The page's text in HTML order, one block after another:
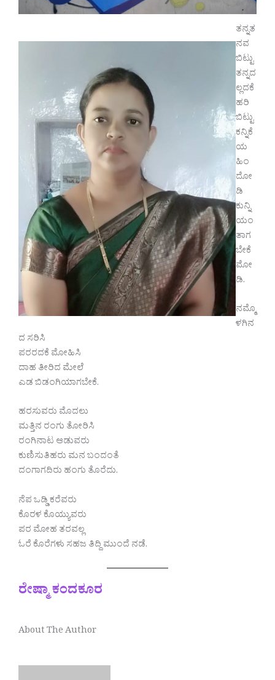
ತನ್ನತ
ನವ
ಬಿಟ್ಟು
ತನ್ನದ
ಲ್ಲದಕೆ
ಹರಿ
ಬಿಟ್ಟು
ಕನ್ನಿಕೆ
ಯ
ಹಿಂ
ದೋ
ಡಿ
ಕುನ್ನಿ
ಯಂ
ತಾಗ
ಬೇಕೆ
ಮೋ
ಡಿ.
ನಮ್ಮೊ
ಳಗಿನ
ದ ಸರಿಸಿ
ಪರರದಕೆ ಮೋಹಿಸಿ
ದಾಹ ತೀರಿದ ಮೇಲೆ
ಎಡ ಬಿಡಂಗಿಯಾಗಬೇಕೆ.
ಹರಸುವರು ಮೊದಲು
ಮತ್ತಿನ ರಂಗು ತೋರಿಸಿ
ರಂಗಿನಾಟ ಆಡುವರು
ಕುಣಿಸುತಿಹರು ಮನ ಬಂದಂತೆ
ದಂಗಾಗದಿರು ಹಂಗು ತೊರೆದು.
ನೆಪ ಒಡ್ಡಿ ಕರೆವರು
ಕೊರಳ ಕೊಯ್ಯುವರು
ಪರ ಮೋಹ ತರವಲ್ಲ
ಓರೆ ಕೊರೆಗಳು ಸಹಜ ತಿದ್ದಿ ಮುಂದೆ ನಡೆ.
ರೇಷ್ಮಾ ಕಂದಕೂರ
About The Author